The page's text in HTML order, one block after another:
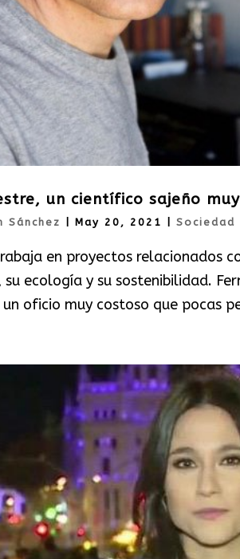
un científico sajeño
Sánchez May 20, 2021 Sociedad
en proyectos relacionados
su ecología y su sostenibilidad.
oficio muy costoso que pocas